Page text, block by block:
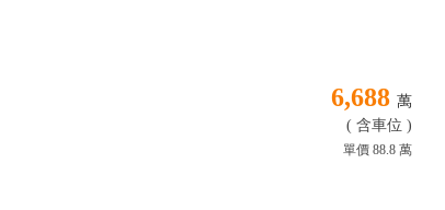
6,688 萬
( 含車位 )
單價 88.8 萬